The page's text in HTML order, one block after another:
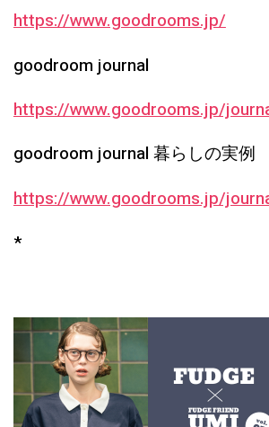
https://www.goodrooms.jp/
goodroom journal
https://www.goodrooms.jp/
goodroom journal 暮らしの実例
https://www.goodrooms.jp/
*